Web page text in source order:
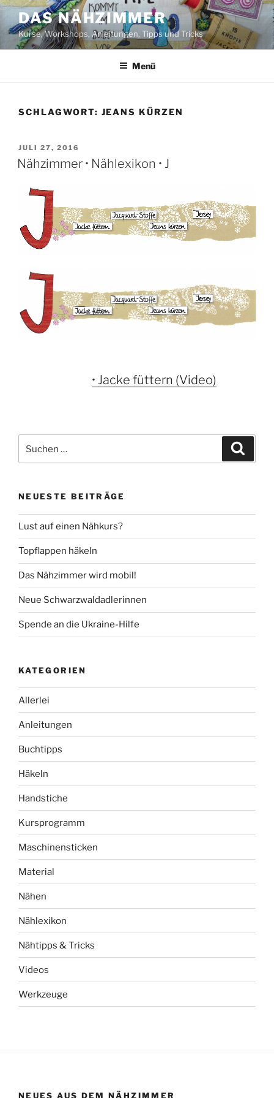
Zum
Inhalt
springen
DAS NÄHZIMMER
Kurse, Workshops, Anleitungen, Tipps und Tricks
Menü
SCHLAGWORT: JEANS KÜRZEN
VERÖFFENTLICHT
AM
JULI 27, 2016
Nähzimmer • Nählexikon • J
• Jacke füttern (Video)
nach:
NEUESTE BEITRÄGE
Lust auf einen Nähkurs?
Topflappen häkeln
Das Nähzimmer wird mobil!
Neue Schwarzwaldadlerinnen
Spende an die Ukraine-Hilfe
KATEGORIEN
Allerlei
Anleitungen
Buchtipps
Häkeln
Handstiche
Kursprogramm
Maschinensticken
Material
Nähen
Nählexikon
Nähtipps & Tricks
Videos
Werkzeuge
NEUES AUS DEM NÄHZIMMER